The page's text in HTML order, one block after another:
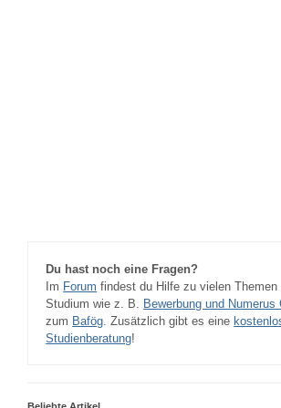
Du hast noch eine Fragen?
Im Forum findest du Hilfe zu vielen Themen
Studium wie z. B. Bewerbung und Numerus
zum Bafög . Zusätzlich gibt es eine
Studienberatung!